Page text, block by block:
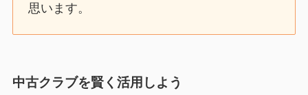
思います。
中古クラブを賢く活用しよう